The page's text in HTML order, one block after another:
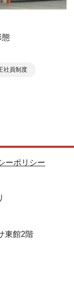
態
社員制度
ーポリシー
東館2階